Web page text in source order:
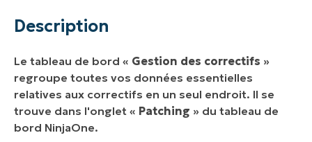
Description
Le tableau de bord « Gestion des correctifs »
regroupe toutes vos données essentielles
relatives aux correctifs en un seul endroit. Il se
trouve dans l'onglet « Patching » du tableau de
bord NinjaOne.